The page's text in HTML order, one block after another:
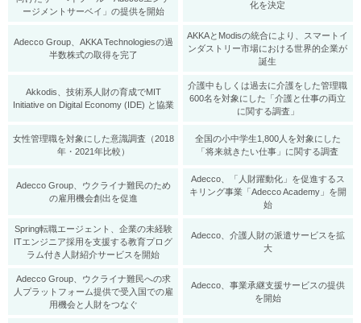
ージメントサーベイ」の提供を開始
化を決定
Adecco Group、AKKA Technologiesの過
半数株式の取得を完了
AKKAとModisの統合により、スマートイ
ンダストリー市場における世界的企業が
誕生
Akkodis、技術系人財の育成でMIT
Initiative on Digital Economy (IDE) と協業
介護中もしくは過去に介護をした管理職
600名を対象にした「介護と仕事の両立
に関する調査」
女性管理職を対象にした意識調査（2018
年・2021年比較）
全国の小中学生1,800人を対象にした
「将来就きたい仕事」に関する調査
Adecco Group、ウクライナ難民のため
の雇用機会創出を促進
Adecco、「人財躍動化」を促進するス
キリング事業「Adecco Academy」を開
始
Spring転職エージェント、企業の未経験
ITエンジニア採用を支援する教育プログ
ラム付き人財紹介サービスを開始
Adecco、介護人財の派遣サービスを拡
大
Adecco Group、ウクライナ難民への求
人プラットフォーム提供で受入国での雇
用機会と人財をつなぐ
​Adecco、事業承継支援サービスの提供
を開始